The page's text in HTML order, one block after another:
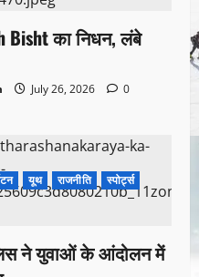
Bisht का निधन, लंबे
July 26, 2026
0
यूथ राजनीति
स्पोर्ट्स
ने युवाओं के आंदोलन में